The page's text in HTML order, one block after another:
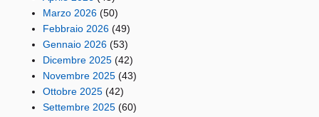
Marzo 2026 (50)
Febbraio 2026 (49)
Gennaio 2026 (53)
Dicembre 2025 (42)
Novembre 2025 (43)
Ottobre 2025 (42)
Settembre 2025 (60)